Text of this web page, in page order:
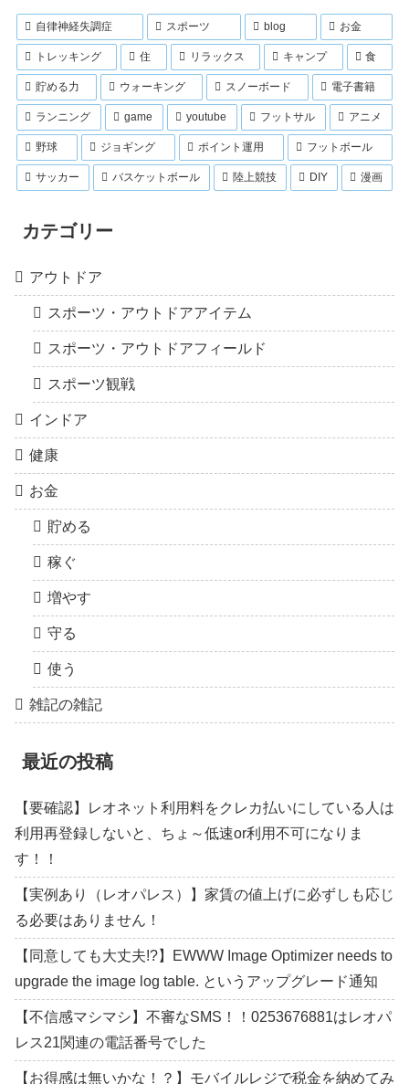
自律神経失調症 スポーツ blog お金
トレッキング 住 リラックス キャンプ 食
貯める力 ウォーキング スノーボード 電子書籍
ランニング game youtube フットサル アニメ
野球 ジョギング ポイント運用 フットボール
サッカー バスケットボール 陸上競技 DIY 漫画
カテゴリー
アウトドア
スポーツ・アウトドアアイテム
スポーツ・アウトドアフィールド
スポーツ観戦
インドア
健康
お金
貯める
稼ぐ
増やす
守る
使う
雑記の雑記
最近の投稿
【要確認】レオネット利用料をクレカ払いにしている人は
利用再登録しないと、ちょ～低速or利用不可になりま
す！！
【実例あり（レオパレス）】家賃の値上げに必ずしも応じ
る必要はありません！
【同意しても大丈夫!?】EWWW Image Optimizer needs to
upgrade the image log table. というアップグレード通知
【不信感マシマシ】不審なSMS！！0253676881はレオパ
レス21関連の電話番号でした
【お得感は無いかな！？】モバイルレジで税金を納めてみ